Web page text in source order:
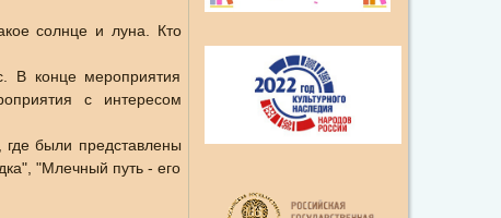
солнце и луна. Кто
В конце мероприятия
с интересом
где были представлены
"Млечный путь - его